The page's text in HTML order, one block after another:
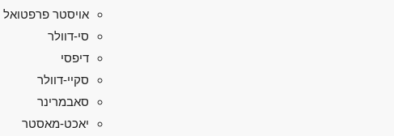
אויסטר פרפטואל
סי-דוולר
דיפסי
סקיי-דוולר
סאבמרינר
יאכט-מאסטר